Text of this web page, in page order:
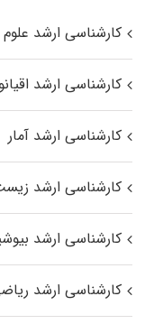
کارشناسی ارشد علوم
کارشناسی ارشد
کارشناسی ارشد آمار
کارشناسی ارشد
کارشناسی ارشد
کارشناسی ارشد